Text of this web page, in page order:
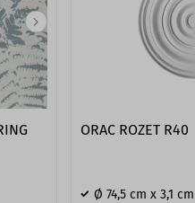
ORAC ROZET R40
Ø 74​,5 cm x 3,1 cm